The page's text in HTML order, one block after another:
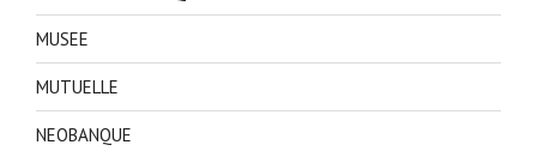
MUSEE
MUTUELLE
NEOBANQUE